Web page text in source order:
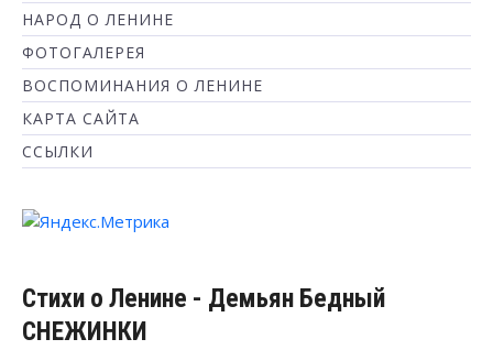
НАРОД О ЛЕНИНЕ
ФОТОГАЛЕРЕЯ
ВОСПОМИНАНИЯ О ЛЕНИНЕ
КАРТА САЙТА
ССЫЛКИ
Стихи о Ленине - Демьян Бедный
СНЕЖИНКИ